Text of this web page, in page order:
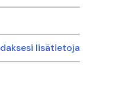
lisätietoja